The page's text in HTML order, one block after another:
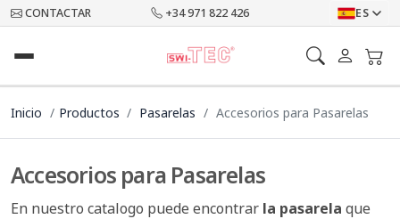
CONTACTAR +34 971 822 426 ES
Inicio Productos Pasarelas Accesorios para Pasarelas
Accesorios para Pasarelas
En nuestro catalogo puede encontrar la pasarela que